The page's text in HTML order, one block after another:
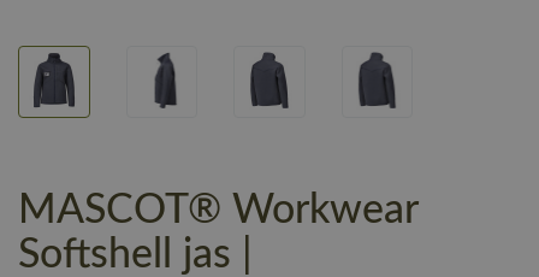
MASCOT® Workwear
Softshell jas |